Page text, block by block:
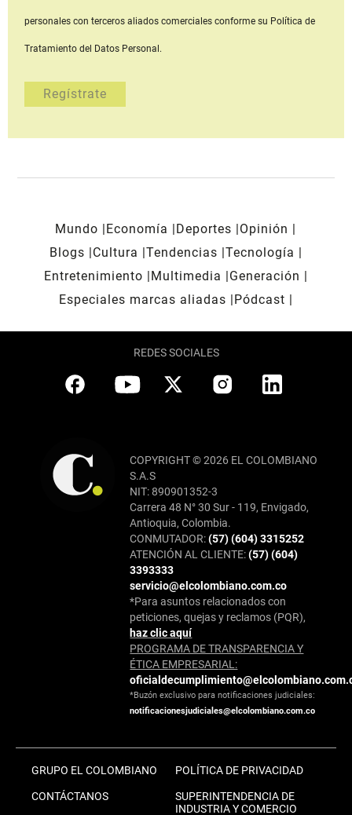
personales con terceros aliados comerciales conforme su Política de
Tratamiento del Datos Personal.
Mundo Economía Deportes
Opinión
Blogs
Cultura Tendencias Tecnología
Entretenimiento
Multimedia
Generación
Especiales marcas aliadas
Pódcast
REDES SOCIALES
COPYRIGHT © 2026 EL COLOMBIANO
S.A.S
NIT: 890901352-3
Carrera 48 N° 30 Sur - 119, Envigado,
Antioquia, Colombia.
CONMUTADOR:(57) (604) 3315252
ATENCIÓN AL CLIENTE:(57) (604)
3393333
servicio@elcolombiano.com.co
*Para asuntos relacionados con
peticiones, quejas y reclamos (PQR),
haz clic aquí
PROGRAMA DE TRANSPARENCIA Y
ÉTICA EMPRESARIAL:
*Buzón exclusivo para notificaciones judiciales:
notificacionesjudiciales@elcolombiano.com.co
GRUPO EL COLOMBIANO
CONTÁCTANOS
POLÍTICA DE PRIVACIDAD
SUPERINTENDENCIA DE
INDUSTRIA Y COMERCIO